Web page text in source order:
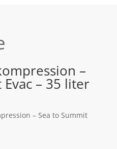
–
– 35 liter
– Sea to Summit